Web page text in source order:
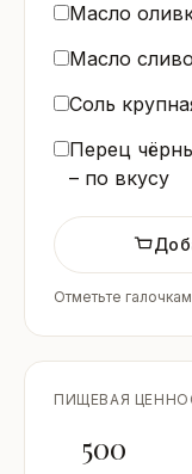
Масло
Масло
Соль
Перец
– по вкусу
Отметьте
ПИЩЕВАЯ
500